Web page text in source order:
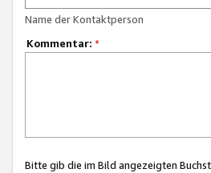
Name der Kontaktperson
Kommentar: *
Bitte gib die im Bild angezeigten